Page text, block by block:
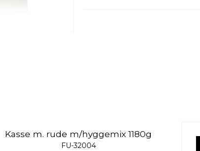
Kasse m. rude m/hyggemix 1180g
FU-32004